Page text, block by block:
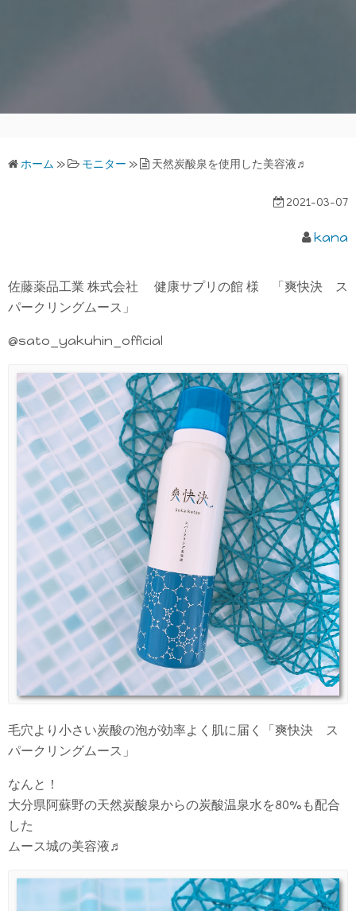
ホーム » モニター » 天然炭酸泉を使用した美容液♬
2021-03-07
kana
佐藤薬品工業 株式会社 健康サプリの館 様 「爽快決 ス
パークリングムース」
@sato_yakuhin_official
毛穴より小さい炭酸の泡が効率よく肌に届く「爽快決 ス
パークリングムース」
なんと！
大分県阿蘇野の天然炭酸泉からの炭酸温泉水を80%も配合
した
ムース城の美容液♬